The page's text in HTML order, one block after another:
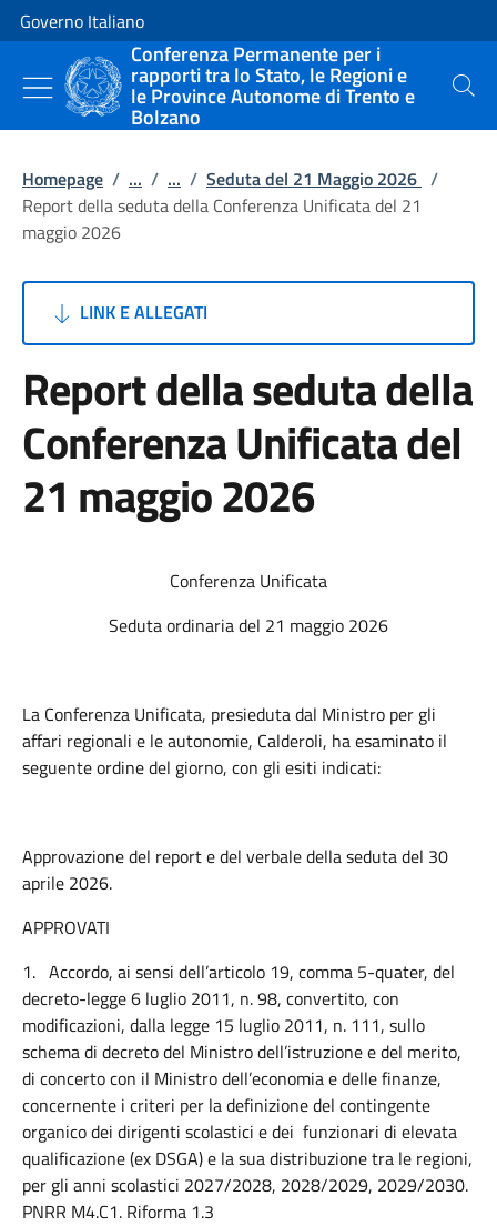
Vai al contenuto
Vai alla navigazione del sito
Governo Italiano
Conferenza Permanente per i
rapporti tra lo Stato, le Regioni e
le Province Autonome di Trento e
Bolzano
Cerca
Homepage / ... / ... / Seduta del 21 Maggio 2026 /
Report della seduta della Conferenza Unificata del 21
maggio 2026
LINK E ALLEGATI
Report della seduta della
Conferenza Unificata del
21 maggio 2026
Conferenza Unificata
Seduta ordinaria del 21 maggio 2026
La Conferenza Unificata, presieduta dal Ministro per gli
affari regionali e le autonomie, Calderoli, ha esaminato il
seguente ordine del giorno, con gli esiti indicati:
Approvazione del report e del verbale della seduta del 30
aprile 2026.
APPROVATI
1. Accordo, ai sensi dell’articolo 19, comma 5-quater, del
decreto-legge 6 luglio 2011, n. 98, convertito, con
modificazioni, dalla legge 15 luglio 2011, n. 111, sullo
schema di decreto del Ministro dell’istruzione e del merito,
di concerto con il Ministro dell’economia e delle finanze,
concernente i criteri per la definizione del contingente
organico dei dirigenti scolastici e dei funzionari di elevata
qualificazione (ex DSGA) e la sua distribuzione tra le regioni,
per gli anni scolastici 2027/2028, 2028/2029, 2029/2030.
PNRR M4.C1. Riforma 1.3